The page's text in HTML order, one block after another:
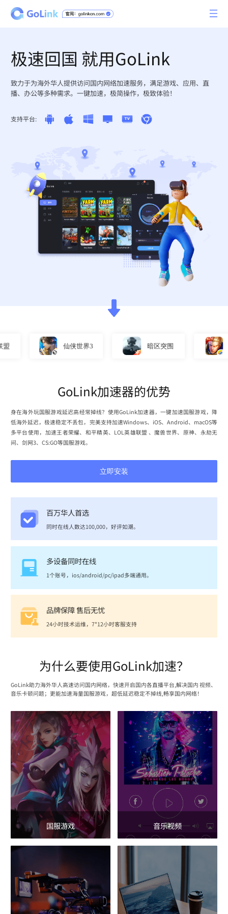
极速回国 就用GoLink
致力于为海外华人提供访问国内网络加速服务，满足游戏、应用、直
播、办公等多种需求。一键加速，极简操作，极致体验！
支持平台:
仙侠世界3 暗区突围 王
GoLink加速器的优势
身在海外玩国服游戏延迟高经常掉线？使用GoLink加速器，一键加速国服游戏，降
低海外延迟，极速稳定不丢包，完美支持加速Windows、iOS、Android、macOS等
多平台使用，加速王者荣耀、和平精英、LOL英雄联盟 、魔兽世界、原神、永劫无
间、剑网3、CS:GO等国服游戏。
立即安装
百万华人首选
同时在线人数达100,000，好评如潮。
多设备同时在线
1个账号，ios/android/pc/ipad多端通用。
品牌保障 售后无忧
24小时技术运维，7*12小时客服支持
为什么要使用GoLink加速？
GoLink助力海外华人高速访问国内网络，快速开启国内各直播平台,解决国内 视频、
音乐卡顿问题；更能加速海量国服游戏，超低延迟稳定不掉线,畅享国内网络！
国服游戏 音乐视频